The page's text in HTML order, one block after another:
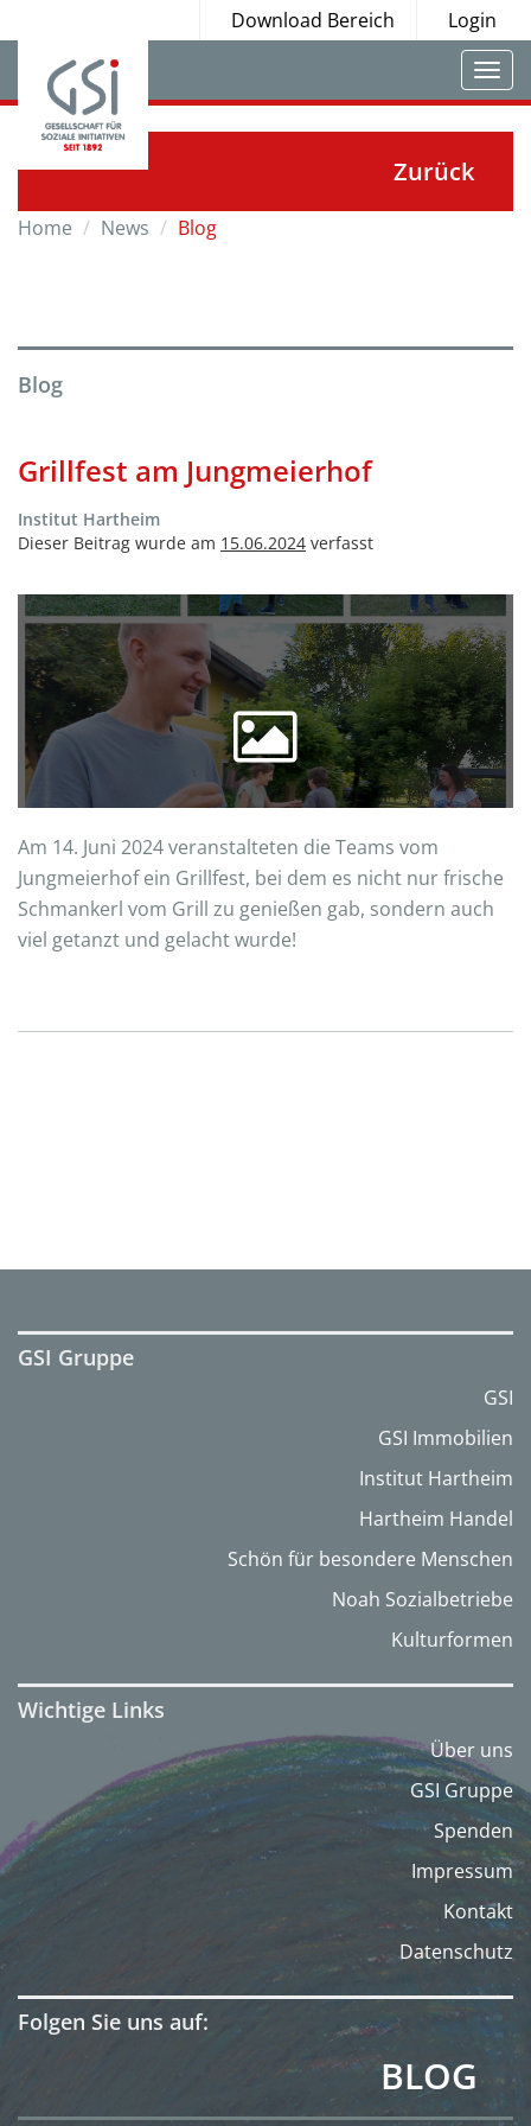
Download Bereich Login
Zurück
Home News Blog
Blog
Grillfest am Jungmeierhof
Institut Hartheim
Dieser Beitrag wurde am 15.06.2024 verfasst
Am 14. Juni 2024 veranstalteten die Teams vom
Jungmeierhof ein Grillfest, bei dem es nicht nur frische
Schmankerl vom Grill zu genießen gab, sondern auch
viel getanzt und gelacht wurde!
GSI Gruppe
GSI
GSI Immobilien
Institut Hartheim
Hartheim Handel
Schön für besondere Menschen
Noah Sozialbetriebe
Kulturformen
Wichtige Links
Über uns
GSI Gruppe
Spenden
Impressum
Kontakt
Datenschutz
Folgen Sie uns auf:
BLOG